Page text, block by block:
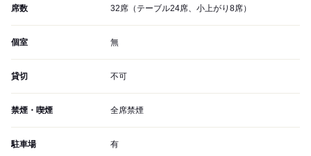
席数 32席（テーブル24席、小上がり8席）
個室 無
貸切 不可
禁煙・喫煙 全席禁煙
駐車場 有